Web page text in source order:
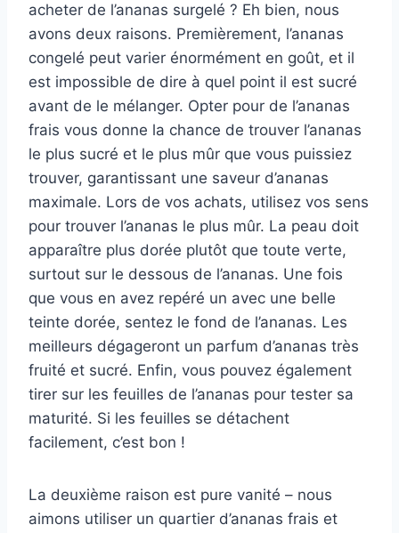
acheter de l’ananas surgelé ? Eh bien, nous
avons deux raisons. Premièrement, l’ananas
congelé peut varier énormément en goût, et il
est impossible de dire à quel point il est sucré
avant de le mélanger. Opter pour de l’ananas
frais vous donne la chance de trouver l’ananas
le plus sucré et le plus mûr que vous puissiez
trouver, garantissant une saveur d’ananas
maximale. Lors de vos achats, utilisez vos sens
pour trouver l’ananas le plus mûr. La peau doit
apparaître plus dorée plutôt que toute verte,
surtout sur le dessous de l’ananas. Une fois
que vous en avez repéré un avec une belle
teinte dorée, sentez le fond de l’ananas. Les
meilleurs dégageront un parfum d’ananas très
fruité et sucré. Enfin, vous pouvez également
tirer sur les feuilles de l’ananas pour tester sa
maturité. Si les feuilles se détachent
facilement, c’est bon !
La deuxième raison est pure vanité – nous
aimons utiliser un quartier d’ananas frais et